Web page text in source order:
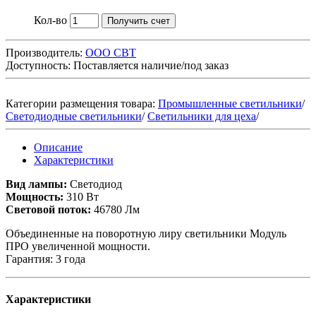
Кол-во Получить счет
Производитель: ООО СВТ
Доступность: Поставляется наличие/под заказ
Категории размещения товара: Промышленные светильники/
Светодиодные светильники/Светильники для цеха/
Описание
Характеристики
Вид лампы: Светодиод
Мощность: 310 Вт
Световой поток: 46780 Лм
Объединенные на поворотную лиру светильники Модуль
ПРО увеличенной мощности.
Гарантия: 3 года
Характеристики